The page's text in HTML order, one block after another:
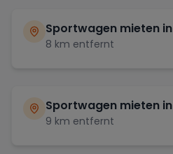
Sportwagen mieten in
8 km entfernt
Sportwagen mieten in
9 km entfernt